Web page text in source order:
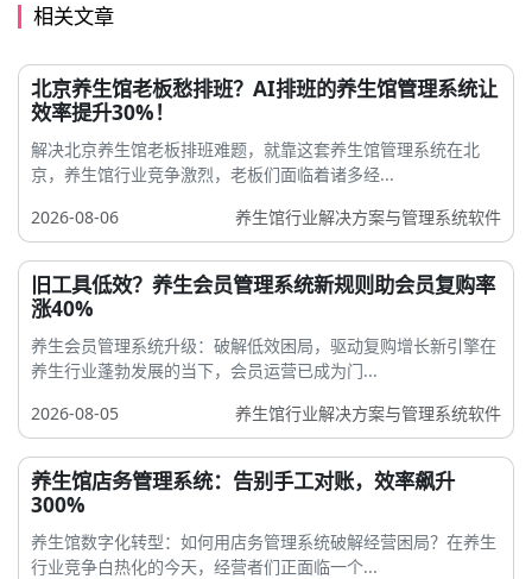
相关文章
北京养生馆老板愁排班？AI排班的养生馆管理系统让
效率提升30%！
解决北京养生馆老板排班难题，就靠这套养生馆管理系统在北
京，养生馆行业竞争激烈，老板们面临着诸多经...
2026-08-06
养生馆行业解决方案与管理系统软件
旧工具低效？养生会员管理系统新规则助会员复购率
涨40%
养生会员管理系统升级：破解低效困局，驱动复购增长新引擎在
养生行业蓬勃发展的当下，会员运营已成为门...
2026-08-05
养生馆行业解决方案与管理系统软件
养生馆店务管理系统：告别手工对账，效率飙升
300%
养生馆数字化转型：如何用店务管理系统破解经营困局？在养生
行业竞争白热化的今天，经营者们正面临一个...